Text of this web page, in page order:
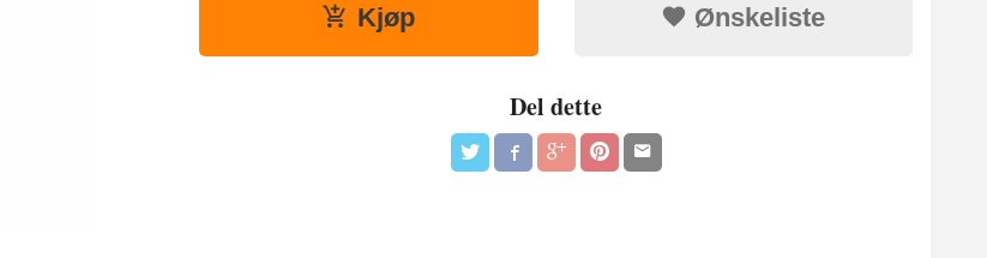
Kjøp Ønskeliste
Del dette